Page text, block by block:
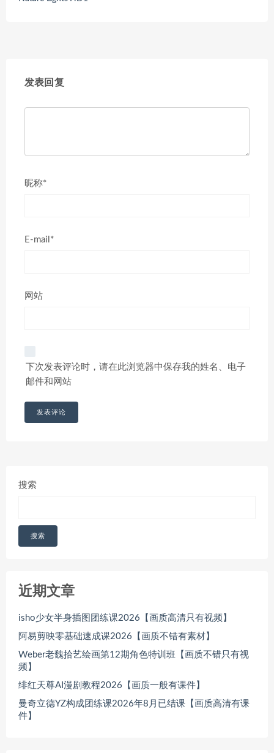
发表回复
昵称*
E-mail*
网站
下次发表评论时，请在此浏览器中保存我的姓名、电子
邮件和网站
搜索
搜索
近期文章
isho少女半身插图团练课2026【画质高清只有视频】
阿易剪映零基础速成课2026【画质不错有素材】
Weber老魏拾艺绘画第12期角色特训班【画质不错只有视
频】
绯红天尊AI漫剧教程2026【画质一般有课件】
曼奇立德YZ构成团练课2026年8月已结课【画质高清有课
件】